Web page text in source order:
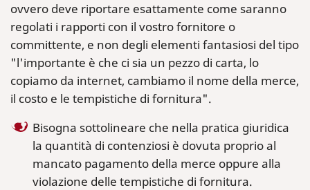
ovvero deve riportare esattamente come saranno
regolati i rapporti con il vostro fornitore o
committente, e non degli elementi fantasiosi del tipo
"l'importante è che ci sia un pezzo di carta, lo
copiamo da internet, cambiamo il nome della merce,
il costo e le tempistiche di fornitura".
Bisogna sottolineare che nella pratica giuridica
la quantità di contenziosi è dovuta proprio al
mancato pagamento della merce oppure alla
violazione delle tempistiche di fornitura.